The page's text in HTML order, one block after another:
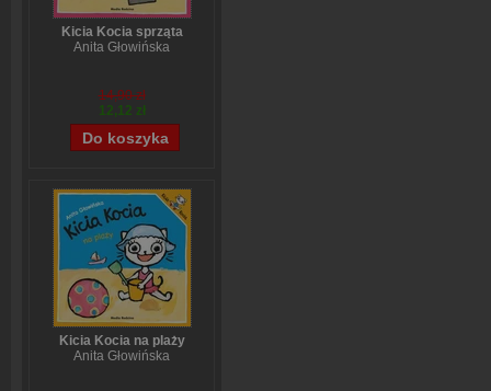
Kicia Kocia sprząta
Anita Głowińska
14,90 zł
12,12 zł
Kicia Kocia na plaży
Anita Głowińska